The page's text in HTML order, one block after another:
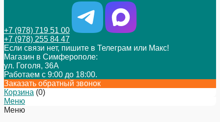
+7 (978) 719 51 00
+7 (978) 255 84 47
Если связи нет, пишите в Телеграм или Макс!
Магазин в Симферополе:
ул. Гоголя, 36А
Работаем с 9:00 до 18:00.
Заказать обратный звонок
Корзина (0)
Меню
Меню